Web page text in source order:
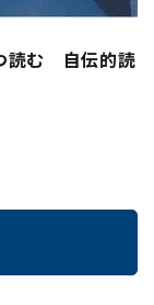
読む 自伝的読